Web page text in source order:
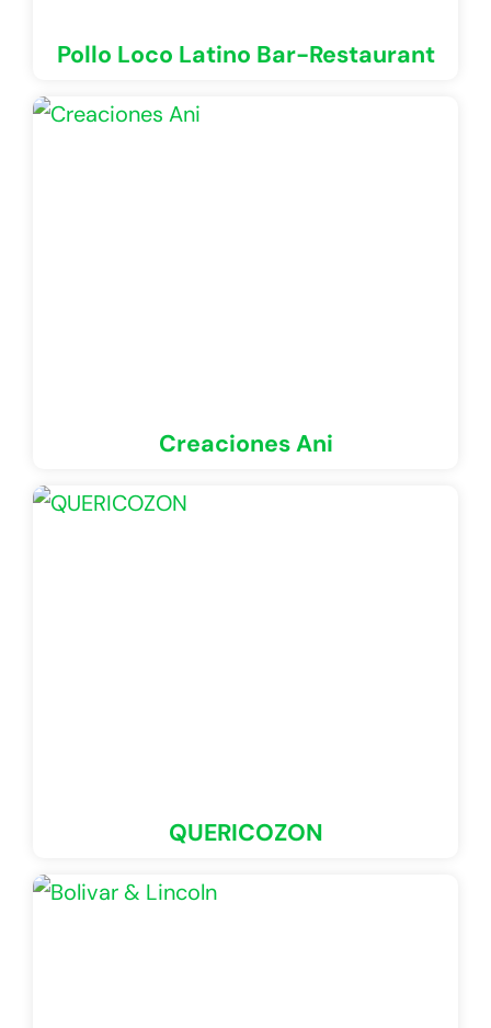
Pollo Loco Latino Bar-Restaurant
Creaciones Ani
QUERICOZON